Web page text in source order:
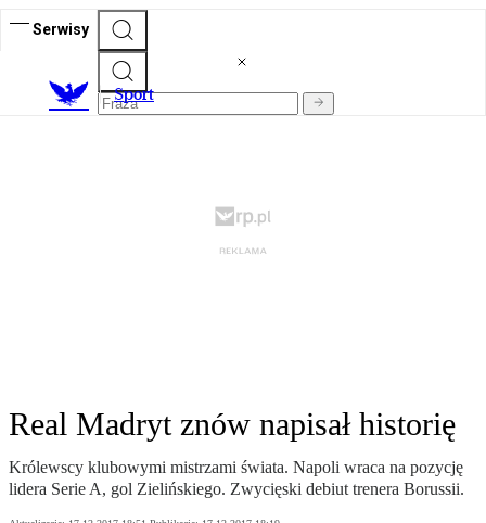
Serwisy
Sport
Real Madryt znów napisał historię
Królewscy klubowymi mistrzami świata. Napoli wraca na pozycję
lidera Serie A, gol Zielińskiego. Zwycięski debiut trenera Borussii.